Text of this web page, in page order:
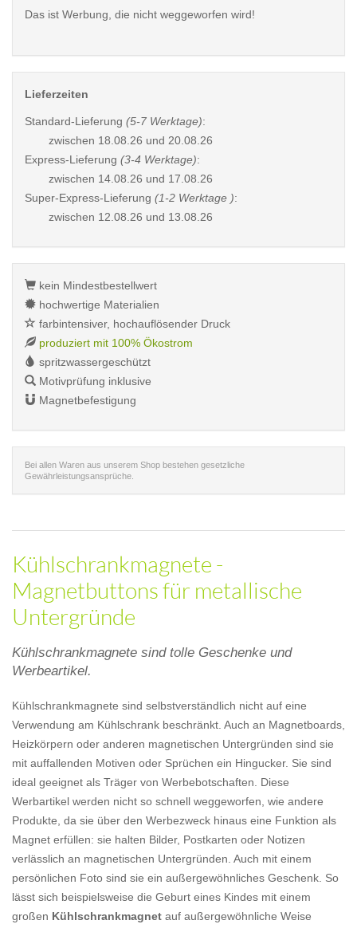
Das ist Werbung, die nicht weggeworfen wird!
Lieferzeiten
Standard-Lieferung (5-7 Werktage):
zwischen 18.08.26 und 20.08.26
Express-Lieferung (3-4 Werktage):
zwischen 14.08.26 und 17.08.26
Super-Express-Lieferung (1-2 Werktage ):
zwischen 12.08.26 und 13.08.26
kein Mindestbestellwert
hochwertige Materialien
farbintensiver, hochauflösender Druck
produziert mit 100% Ökostrom
spritzwassergeschützt
Motivprüfung inklusive
Magnetbefestigung
Bei allen Waren aus unserem Shop bestehen gesetzliche
Gewährleistungsansprüche.
Kühlschrankmagnete -
Magnetbuttons für metallische
Untergründe
Kühlschrankmagnete sind tolle Geschenke und
Werbeartikel.
Kühlschrankmagnete sind selbstverständlich nicht auf eine
Verwendung am Kühlschrank beschränkt. Auch an Magnetboards,
Heizkörpern oder anderen magnetischen Untergründen sind sie
mit auffallenden Motiven oder Sprüchen ein Hingucker. Sie sind
ideal geeignet als Träger von Werbebotschaften. Diese
Werbartikel werden nicht so schnell weggeworfen, wie andere
Produkte, da sie über den Werbezweck hinaus eine Funktion als
Magnet erfüllen: sie halten Bilder, Postkarten oder Notizen
verlässlich an magnetischen Untergründen. Auch mit einem
persönlichen Foto sind sie ein außergewöhnliches Geschenk. So
lässt sich beispielsweise die Geburt eines Kindes mit einem
großen Kühlschrankmagnet auf außergewöhnliche Weise